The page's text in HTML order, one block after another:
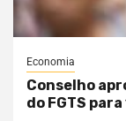
Economia
Conselho
do FGTS